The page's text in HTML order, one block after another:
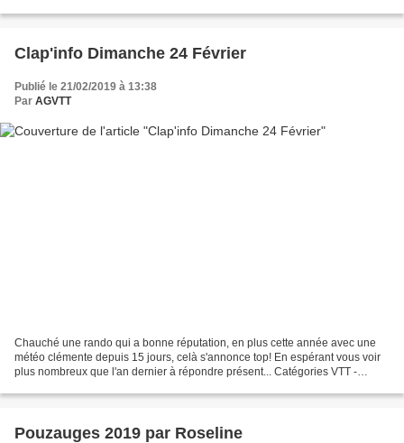
Clap'info Dimanche 24 Février
Publié le 21/02/2019 à 13:38
Par AGVTT
Chauché une rando qui a bonne réputation, en plus cette année avec une
météo clémente depuis 15 jours, celà s'annonce top! En espérant vous voir
plus nombreux que l'an dernier à répondre présent... Catégories VTT -
Pouzauges 2019 par Roseline